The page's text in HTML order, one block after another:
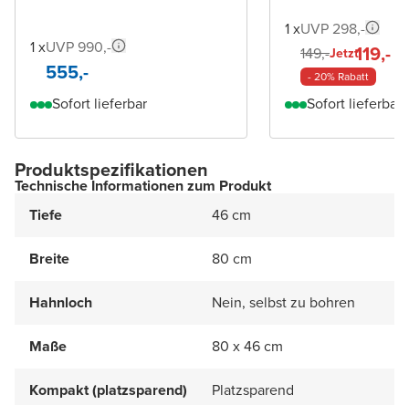
1 xUVP 990,-
555,-
Sofort lieferbar
1 xUVP 298,-
149,-Jetzt119,-
- 20% Rabatt
Sofort lieferbar
Produktspezifikationen
Technische Informationen zum Produkt
Tiefe
46 cm
Breite 80 cm
Hahnloch Nein, selbst zu bohren
Maße 80 x 46 cm
Kompakt (platzsparend) Platzsparend